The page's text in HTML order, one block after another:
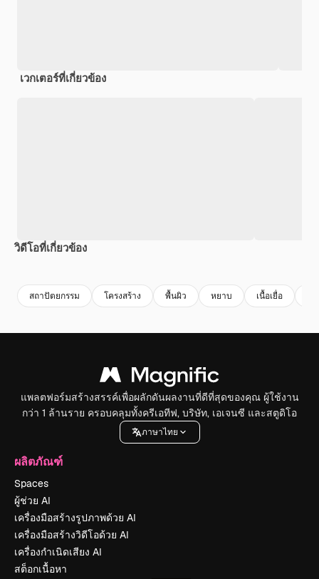
เวกเตอร์ที่เกี่ยวข้อง
วิดีโอที่เกี่ยวข้อง
สถาปัตยกรรม โครงสร้าง พื้นผิว หยาบ เนื้อเยื่อ
แพลตฟอร์มสร้างสรรค์เพื่อผลักดันผลงานที่ดีที่สุดของคุณ ผู้ใช้งาน
กว่า 1 ล้านราย ครอบคลุมทั้งครีเอทีฟ, บริษัท, เอเจนซี และสตูดิโอ
ภาษาไทย
ผลิตภัณฑ์
Spaces
ผู้ช่วย AI
เครื่องมือสร้างรูปภาพด้วย AI
เครื่องมือสร้างวิดีโอด้วย AI
เครื่องกำเนิดเสียง AI
สต็อกเนื้อหา